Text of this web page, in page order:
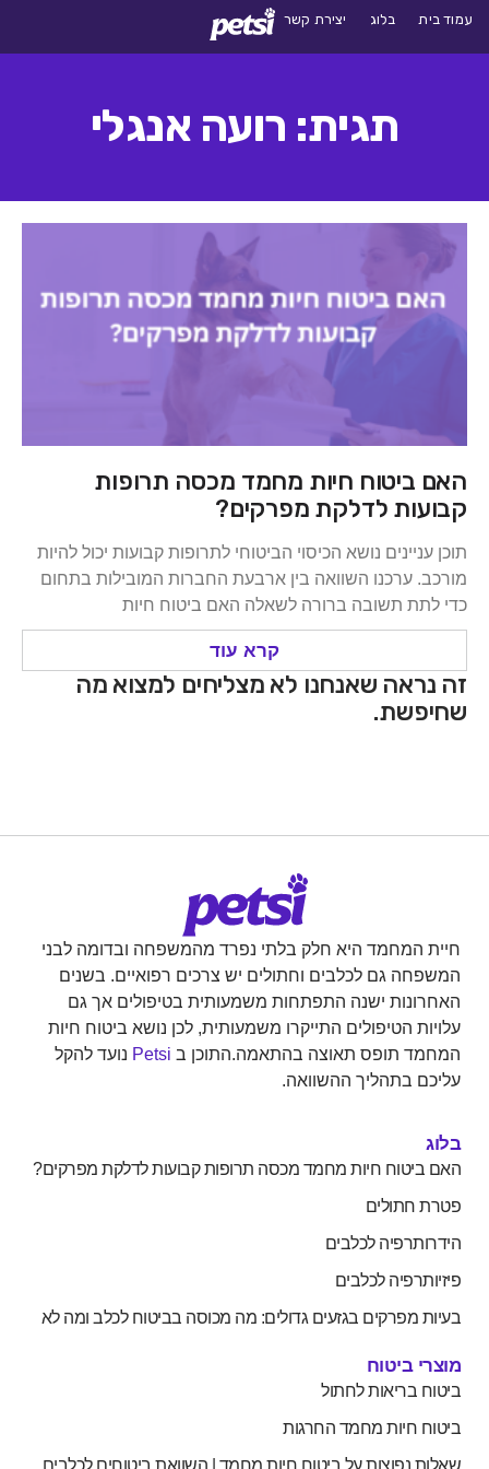
עמוד בית בלוג יצירת קשר
תגית: רועה אנגלי
האם ביטוח חיות מחמד מכסה תרופות
קבועות לדלקת מפרקים?
תוכן עניינים נושא הכיסוי הביטוחי לתרופות קבועות יכול להיות
מורכב. ערכנו השוואה בין ארבעת החברות המובילות בתחום
כדי לתת תשובה ברורה לשאלה האם ביטוח חיות
קרא עוד
זה נראה שאנחנו לא מצליחים למצוא מה
שחיפשת.
חיית המחמד היא חלק בלתי נפרד מהמשפחה ובדומה לבני
המשפחה גם לכלבים וחתולים יש צרכים רפואיים. בשנים
האחרונות ישנה התפתחות משמעותית בטיפולים אך גם
עלויות הטיפולים התייקרו משמעותית, לכן נושא ביטוח חיות
המחמד תופס תאוצה בהתאמה.התוכן ב Petsi נועד להקל
עליכם בתהליך ההשוואה.
בלוג
האם ביטוח חיות מחמד מכסה תרופות קבועות לדלקת מפרקים?
פטרת חתולים
הידרותרפיה לכלבים
פיזיותרפיה לכלבים
בעיות מפרקים בגזעים גדולים: מה מכוסה בביטוח לכלב ומה לא
מוצרי ביטוח
ביטוח בריאות לחתול
ביטוח חיות מחמד החרגות
שאלות נפוצות על ביטוח חיות מחמד | השוואת ביטוחים לכלבים